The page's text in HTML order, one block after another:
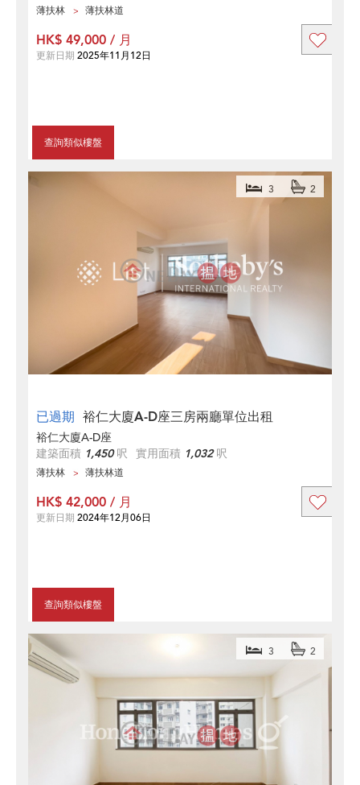
薄扶林 薄扶林道
查詢類似樓盤
HK$ 49,000 / 月
更新日期 2025年11月12日
已過期 裕仁大廈A-D座三房兩廳單位出租
3 2
裕仁大廈A-D座
建築面積 1,450呎 實用面積 1,032呎
薄扶林 薄扶林道
查詢類似樓盤
HK$ 42,000 / 月
更新日期 2024年12月06日
3 2